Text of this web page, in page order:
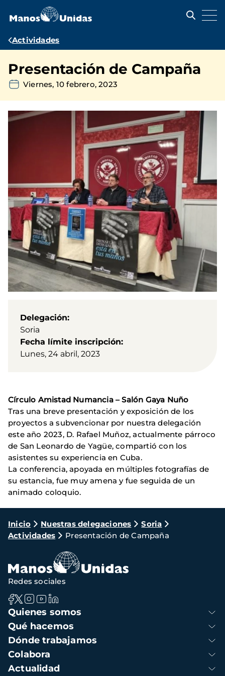
contenido
Ruta
navegación
Actividades
Presentación de Campaña
Viernes, 10 febrero, 2023
Delegación
Soria
Fecha límite inscripción
Lunes, 24 abril, 2023
Círculo Amistad Numancia – Salón Gaya Nuño
Tras una breve presentación y exposición de los
proyectos a subvencionar por nuestra delegación
este año 2023, D. Rafael Muñoz, actualmente párroco
de San Leonardo de Yagüe, compartió con los
asistentes su experiencia en Cuba.
La conferencia, apoyada en múltiples fotografías de
su estancia, fue muy amena y fue seguida de un
animado coloquio.
Ruta
de
navegación
Inicio Nuestras delegaciones
Soria
Actividades
Presentación de Campaña
Navegación
principal
Quienes somos
Qué hacemos
Dónde trabajamos
Colabora
Actualidad
Redes sociales